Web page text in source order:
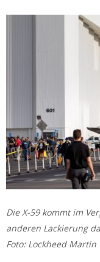
Die X-59 kommt im
anderen Lackierung
Foto: Lockheed